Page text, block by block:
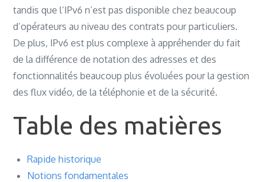
tandis que l’IPv6 n’est pas disponible chez beaucoup
d’opérateurs au niveau des contrats pour particuliers.
De plus, IPv6 est plus complexe à appréhender du fait
de la différence de notation des adresses et des
fonctionnalités beaucoup plus évoluées pour la gestion
des flux vidéo, de la téléphonie et de la sécurité.
Table des matières
Rapide historique
Notions fondamentales